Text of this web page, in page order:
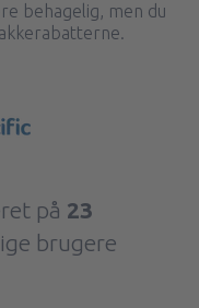
behagelig, men du
på 23
brugere